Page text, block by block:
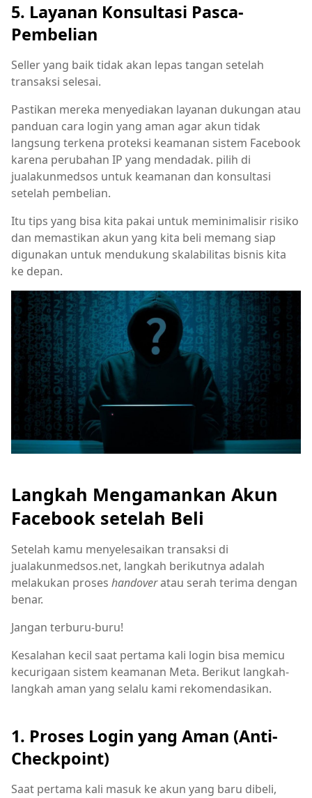
5. Layanan Konsultasi Pasca-
Pembelian
Seller yang baik tidak akan lepas tangan setelah
transaksi selesai.
Pastikan mereka menyediakan layanan dukungan atau
panduan cara login yang aman agar akun tidak
langsung terkena proteksi keamanan sistem Facebook
karena perubahan IP yang mendadak. pilih di
jualakunmedsos untuk keamanan dan konsultasi
setelah pembelian.
Itu tips yang bisa kita pakai untuk meminimalisir risiko
dan memastikan akun yang kita beli memang siap
digunakan untuk mendukung skalabilitas bisnis kita
ke depan.
Langkah Mengamankan Akun
Facebook setelah Beli
Setelah kamu menyelesaikan transaksi di
jualakunmedsos.net, langkah berikutnya adalah
melakukan proses handoveratau serah terima dengan
benar.
Jangan terburu-buru!
Kesalahan kecil saat pertama kali login bisa memicu
kecurigaan sistem keamanan Meta. Berikut langkah-
langkah aman yang selalu kami rekomendasikan.
1. Proses Login yang Aman (Anti-
Checkpoint)
Saat pertama kali masuk ke akun yang baru dibeli,